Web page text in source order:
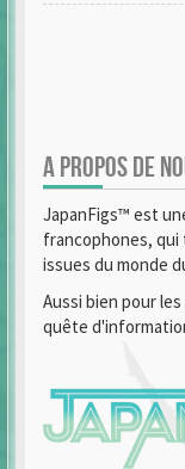
A PROPOS DE
JapanFigs™ est
francophones,
issues du monde
Aussi bien pour
quête